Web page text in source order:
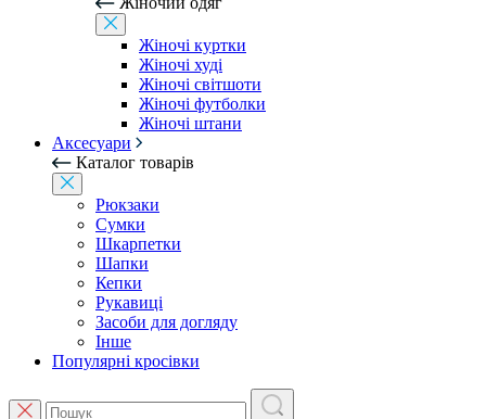
Жіночі куртки
Жіночі худі
Жіночі світшоти
Жіночі футболки
Жіночі штани
Аксесуари
Каталог товарів
Рюкзаки
Сумки
Шкарпетки
Шапки
Кепки
Рукавиці
Засоби для догляду
Інше
Популярні кросівки